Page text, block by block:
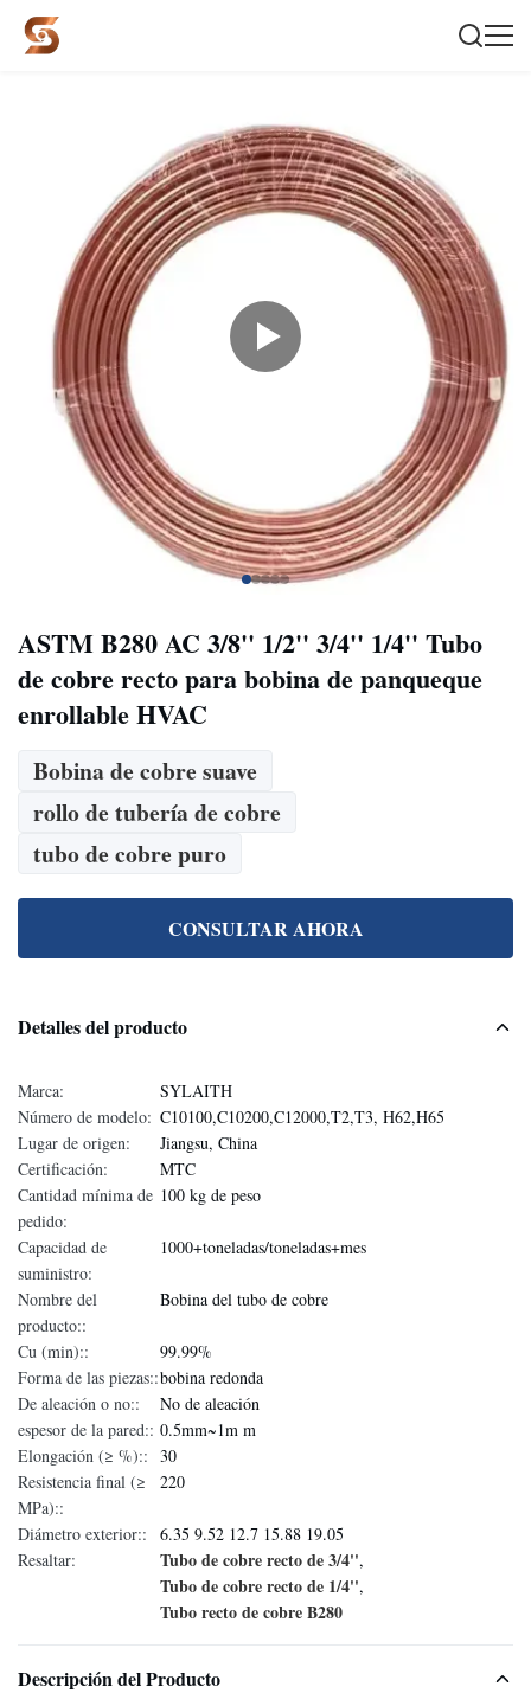
ASTM B280 AC 3/8'' 1/2'' 3/4'' 1/4'' Tubo
de cobre recto para bobina de panqueque
enrollable HVAC
Bobina de cobre suave
rollo de tubería de cobre
tubo de cobre puro
CONSULTAR AHORA
Detalles del producto
Marca:
SYLAITH
Número de modelo: C10100,C10200,C12000,T2,T3, H62,H65
Lugar de origen:
Jiangsu, China
Certificación:
MTC
Cantidad mínima de
pedido:
100 kg de peso
Capacidad de
suministro:
1000+toneladas/toneladas+mes
Nombre del
producto::
Bobina del tubo de cobre
Cu (min)::
99.99%
Forma de las piezas::bobina redonda
De aleación o no::
No de aleación
espesor de la pared:: 0.5mm~1m m
Elongación (≥ %):: 30
Resistencia final (≥
MPa)::
220
Diámetro exterior::
6.35 9.52 12.7 15.88 19.05
Resaltar:
Tubo de cobre recto de 3/4'',
Tubo de cobre recto de 1/4'',
Tubo recto de cobre B280
Descripción del Producto